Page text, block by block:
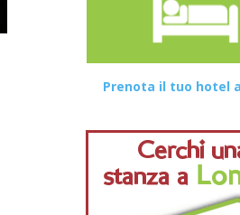
Prenota il tuo hotel